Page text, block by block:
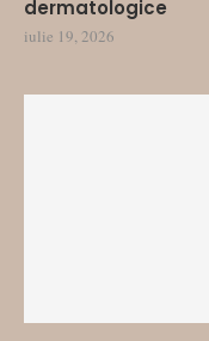
dermatologice
iulie 19, 2026